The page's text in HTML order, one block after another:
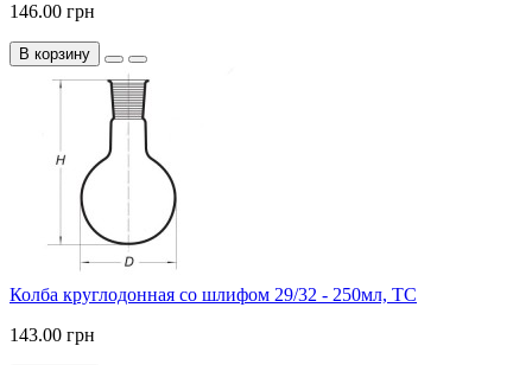
146.00 грн
В корзину
Колба круглодонная со шлифом 29/32 - 250мл, ТС
143.00 грн